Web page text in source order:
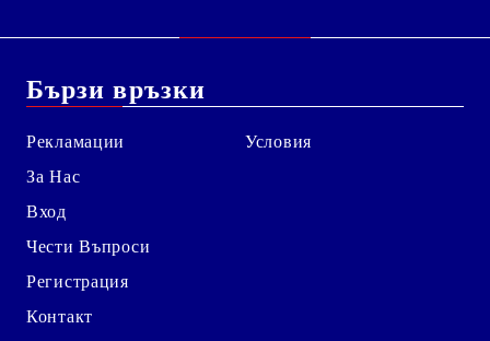
Бързи връзки
Рекламации
За Нас
Вход
Чести Въпроси
Регистрация
Контакт
Условия